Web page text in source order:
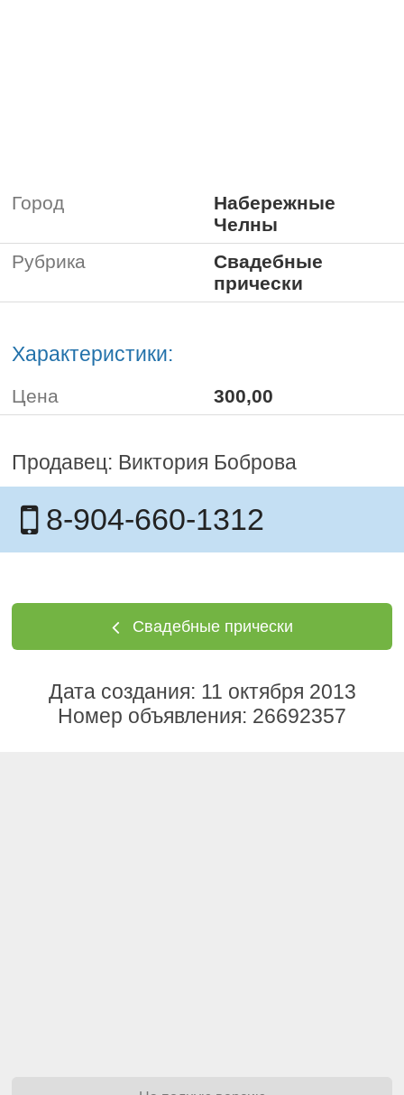
Город
Набережные
Челны
Рубрика
Свадебные
прически
Характеристики:
Цена 300,00
Продавец: Виктория Боброва
8-904-660-1312
Свадебные прически
Дата создания: 11 октября 2013
Номер объявления: 26692357